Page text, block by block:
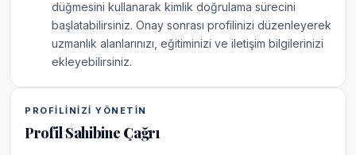
düğmesini kullanarak kimlik doğrulama sürecini
başlatabilirsiniz. Onay sonrası profilinizi düzenleyerek
uzmanlık alanlarınızı, eğitiminizi ve iletişim bilgilerinizi
ekleyebilirsiniz.
PROFILINIZI YÖNETIN
Profil Sahibine Çağrı